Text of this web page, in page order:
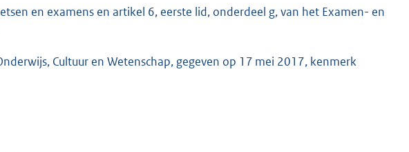
r
en examens en artikel 6, eerste lid, onderdeel g, van het Examen- en
Cultuur en Wetenschap, gegeven op 17 mei 2017, kenmerk